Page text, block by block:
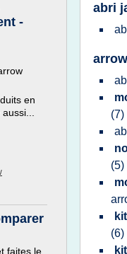
-
en
faites le
abri
(7)
(5)
(6)